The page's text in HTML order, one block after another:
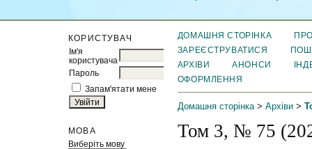
КОРИСТУВАЧ
Ім'я
користувача
Пароль
Запам'ятати мене
МОВА
Виберіть мову
ДОМАШНЯ СТОРІНКА
ЗАРЕЄСТРУВАТИСЯ
АРХІВИ
АНОНСИ
ОФОРМЛЕННЯ
Домашня сторінка> Архіви>
Том 3, № 75